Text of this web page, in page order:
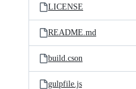
LICENSE
README.md
build.cson
gulpfile.js